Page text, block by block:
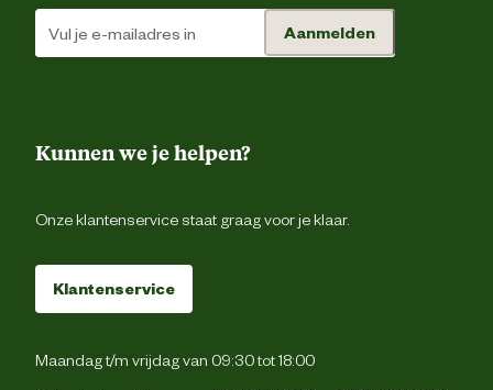
Aanmelden
Kunnen we je helpen?
Onze klantenservice staat graag voor je klaar.
Klantenservice
Maandag t/m vrijdag van 09:30 tot 18:00